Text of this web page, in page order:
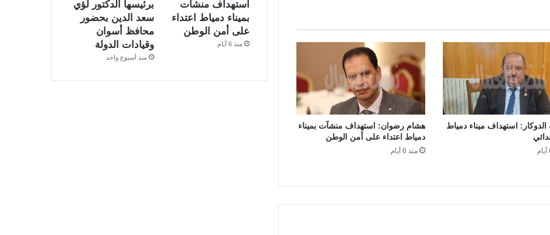
استهداف ميناء دمياط
هشام رضوان: استهداف منشآت بميناء
دمياط اعتداء على أمن الوطن
منذ 6 أيام
استهداف منشآت
بميناء دمياط اعتداء
على أمن الوطن
منذ 6 أيام
برئيسها الدكتور لؤي
سعد الدين بحضور
محافظ أسوان
وقيادات الدولة
منذ أسبوع واحد